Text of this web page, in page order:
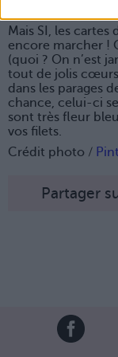
Mais SI, les
encore marcher !
(quoi ? On n’est
tout de jolis cœurs
dans les parages
chance, celui-ci
sont très fleur
vos filets.
Crédit photo /
Partager